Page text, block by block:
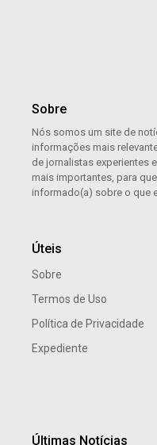
Sobre
Nós somos um site de
informações mais
de jornalistas experientes
mais importantes, para
informado(a) sobre o que
Úteis
Sobre
Termos de Uso
Política de Privacidade
Expediente
Últimas Notícias